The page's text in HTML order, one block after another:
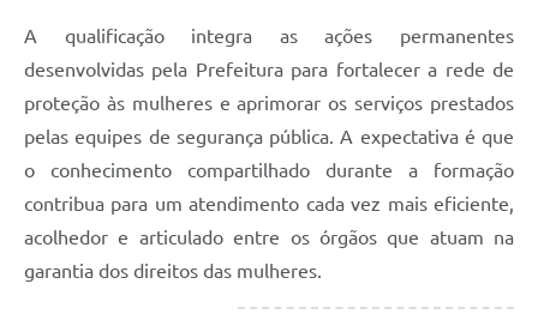
A qualificação integra as ações permanentes
desenvolvidas pela Prefeitura para fortalecer a rede de
proteção às mulheres e aprimorar os serviços prestados
pelas equipes de segurança pública. A expectativa é que
o conhecimento compartilhado durante a formação
contribua para um atendimento cada vez mais eficiente,
acolhedor e articulado entre os órgãos que atuam na
garantia dos direitos das mulheres.